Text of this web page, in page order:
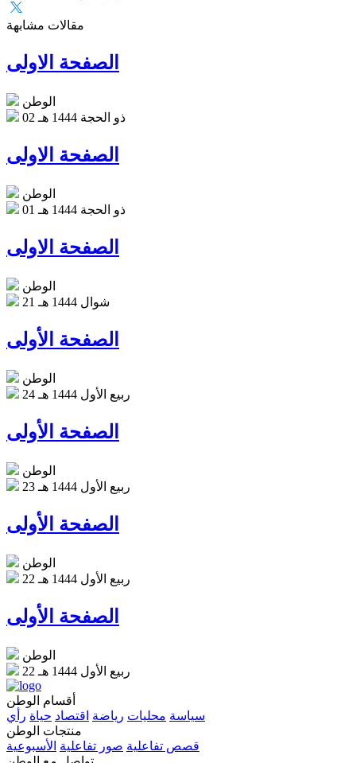
مقالات مشابهة
الصفحة الاولى
الوطن
02 ذو الحجة 1444 هـ
الصفحة الاولى
الوطن
01 ذو الحجة 1444 هـ
الصفحة الاولى
الوطن
21 شوال 1444 هـ
الصفحة الأولى
الوطن
24 ربيع الأول 1444 هـ
الصفحة الأولى
الوطن
23 ربيع الأول 1444 هـ
الصفحة الأولى
الوطن
22 ربيع الأول 1444 هـ
الصفحة الأولى
الوطن
22 ربيع الأول 1444 هـ
أقسام الوطن
سياسة محليات رياضة اقتصاد حياة رأي
منتجات الوطن
قصص تفاعلية صور تفاعلية الأسبوعية